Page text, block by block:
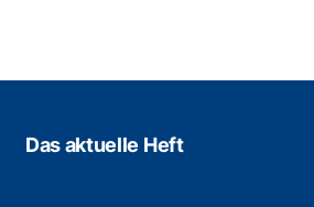
Das aktuelle Heft